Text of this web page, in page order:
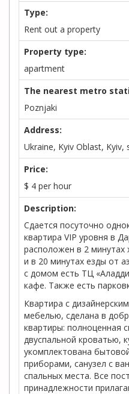
Type:
Rent out a property
Property type:
apartment
The nearest metro
Poznjaki
Address:
Ukraine, Kyiv Oblast, Kyiv,
Price:
$ 4 per hour
Description:
Сдается посуточно
квартира VIP уровня в
расположен в 2 минутах
и в 20 минутах езды от
с домом есть ТЦ
кафе. Также есть
Квартира с
мебелью, сделана в
квартиры: полноценная
двуспальной кроватью,
укомплектована
приборами, санузел с
спальных места. Все
принадлежности